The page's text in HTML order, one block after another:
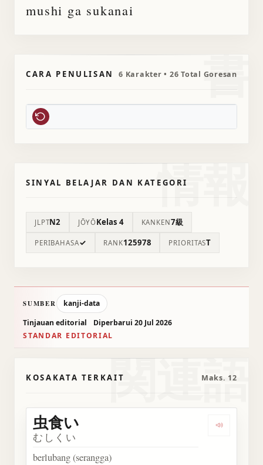
mushi ga sukanai
書
CARA PENULISAN 6 Karakter • 26 Total Goresan
情報
SINYAL BELAJAR DAN KATEGORI
JLPTN2 JŌYŌKelas 4 KANKEN7級
PERIBAHASA✓ RANK125978 PRIORITAST
SUMBER
kanji-data
Tinjauan editorial
Diperbarui 20 Jul 2026
STANDAR EDITORIAL
関連語
KOSAKATA TERKAIT Maks. 12
虫食い
むしくい
berlubang (serangga)